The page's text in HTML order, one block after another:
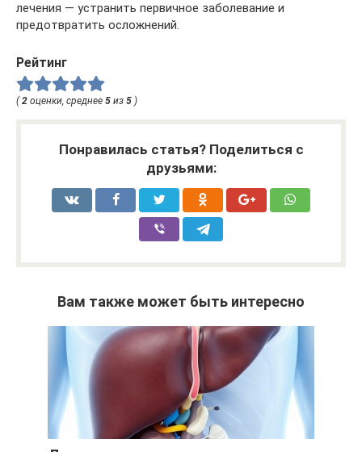
лечения — устранить первичное заболевание и
предотвратить осложнений.
Рейтинг
(2 оценки, среднее 5 из 5 )
Понравилась статья? Поделиться с
друзьями:
Вам также может быть интересно